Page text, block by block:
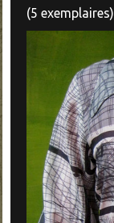
(5 exemplaires)